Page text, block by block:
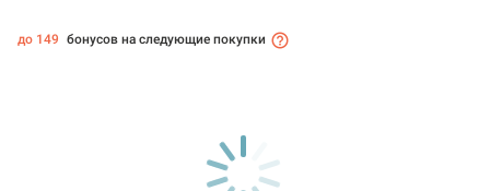
до 149 бонусов на следующие покупки